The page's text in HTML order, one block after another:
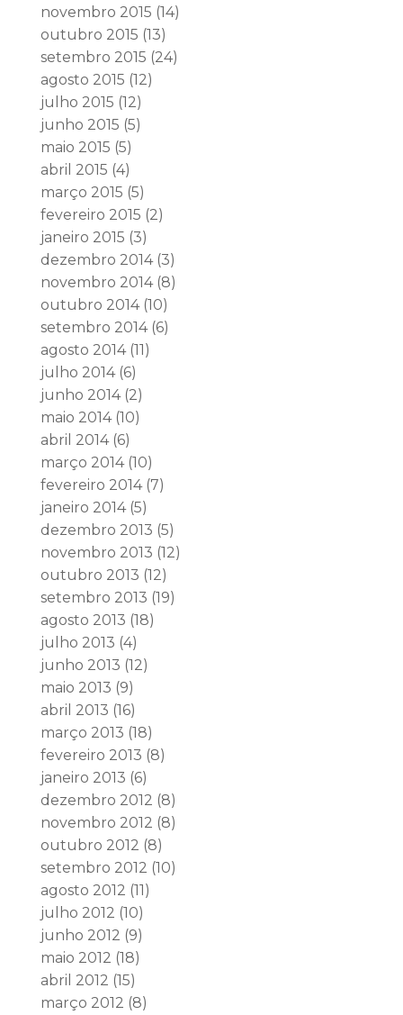
novembro 2015 (14)
outubro 2015 (13)
setembro 2015 (24)
agosto 2015 (12)
julho 2015 (12)
junho 2015 (5)
maio 2015 (5)
abril 2015 (4)
março 2015 (5)
fevereiro 2015 (2)
janeiro 2015 (3)
dezembro 2014(3)
novembro 2014(8)
outubro 2014(10)
setembro 2014(6)
agosto 2014(11)
julho 2014(6)
junho 2014(2)
maio 2014(10)
abril 2014(6)
março 2014(10)
fevereiro 2014(7)
janeiro 2014(5)
dezembro 2013 (5)
novembro 2013 (12)
outubro 2013 (12)
setembro 2013 (19)
agosto 2013 (18)
julho 2013 (4)
junho 2013 (12)
maio 2013 (9)
abril 2013 (16)
março 2013 (18)
fevereiro 2013 (8)
janeiro 2013 (6)
dezembro 2012 (8)
novembro 2012 (8)
outubro 2012 (8)
setembro 2012 (10)
agosto 2012 (11)
julho 2012 (10)
junho 2012 (9)
maio 2012 (18)
abril 2012 (15)
março 2012 (8)